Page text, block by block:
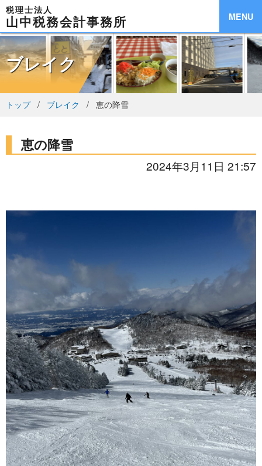
MENU
税理士法人
山中税務会計事務所
ブレイク
トップ ブレイク 恵の降雪
恵の降雪
2024年3月11日 21:57